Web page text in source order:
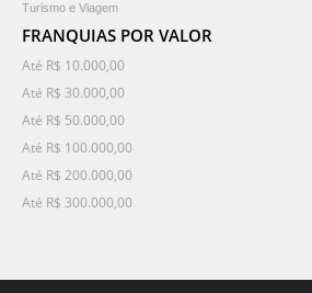
Turismo e Viagem
FRANQUIAS POR VALOR
Até R$ 10.000,00
Até R$ 30.000,00
Até R$ 50.000,00
Até R$ 100.000,00
Até R$ 200.000,00
Até R$ 300.000,00